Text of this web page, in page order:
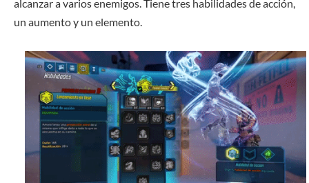
alcanzar a varios enemigos. Tiene tres habilidades de acción,
un aumento y un elemento.